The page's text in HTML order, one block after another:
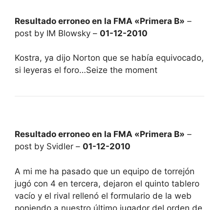
Resultado erroneo en la FMA «Primera B» –
post by IM Blowsky – 01-12-2010
Kostra, ya dijo Norton que se había equivocado,
si leyeras el foro…Seize the moment
Resultado erroneo en la FMA «Primera B» –
post by Svidler – 01-12-2010
A mi me ha pasado que un equipo de torrejón
jugó con 4 en tercera, dejaron el quinto tablero
vacío y el rival rellenó el formulario de la web
poniendo a nuestro último jugador del orden de